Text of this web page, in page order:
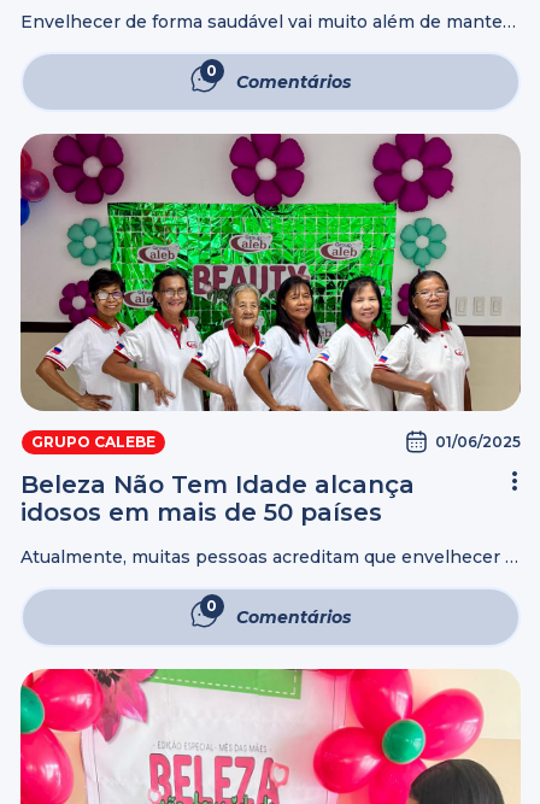
Envelhecer de forma saudável vai muito além de manter
mesmo, cuidar de si e preservar a autoestima são
aspectos essenciais em todas ...
0 Comentários
GRUPO CALEBE 01/06/2025
Beleza Não Tem Idade alcança
idosos em mais de 50 países
Atualmente, muitas pessoas acreditam que envelhecer é
tempo. No entanto, essa fase da vida deve ser celebrada,
pois representa uma ...
0 Comentários